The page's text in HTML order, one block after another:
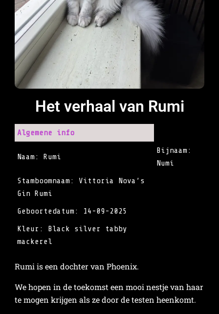
Het verhaal van Rumi
Algemene info
Naam: Rumi
Bijnaam:
Numi
Stamboomnaam: Vittoria Nova’s
Gin Rumi
Geboortedatum: 14-09-2025
Kleur: Black silver tabby
mackerel
Rumi is een dochter van Phoenix.
We hopen in de toekomst een mooi nestje van haar
te mogen krijgen als ze door de testen heenkomt.